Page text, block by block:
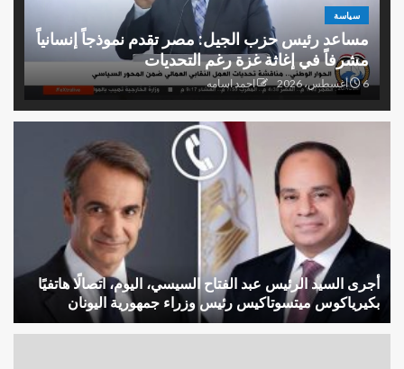
سياسة
مساعد رئيس حزب الجيل: مصر تقدم نموذجاً إنسانياً
مشرفاً في إغاثة غزة رغم التحديات
6 أغسطس، 2026 احمد اسامه
أجرى السيد الرئيس عبد الفتاح السيسي، اليوم، اتصالًا هاتفيًا
بكيرياكوس ميتسوتاكيس رئيس وزراء جمهورية اليونان